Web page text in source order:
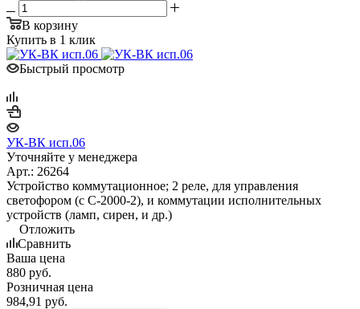
В корзину
Купить в 1 клик
Быстрый просмотр
УК-ВК исп.06
Уточняйте у менеджера
Арт.: 26264
Устройство коммутационное; 2 реле, для управления
светофором (с С-2000-2), и коммутации исполнительных
устройств (ламп, сирен, и др.)
Отложить
Сравнить
Ваша цена
880 руб.
Розничная цена
984,91 руб.